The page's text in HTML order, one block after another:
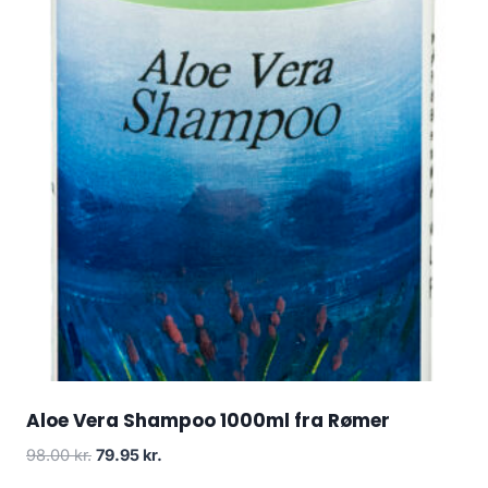
Aloe Vera Shampoo 1000ml fra Rømer
98.00kr. Den
79.95 kr.